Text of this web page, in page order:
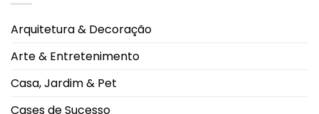
loja
Vinhedos
nova
da
Arquitetura & Decoração
Arte & Entretenimento
Casa, Jardim & Pet
Cases de Sucesso